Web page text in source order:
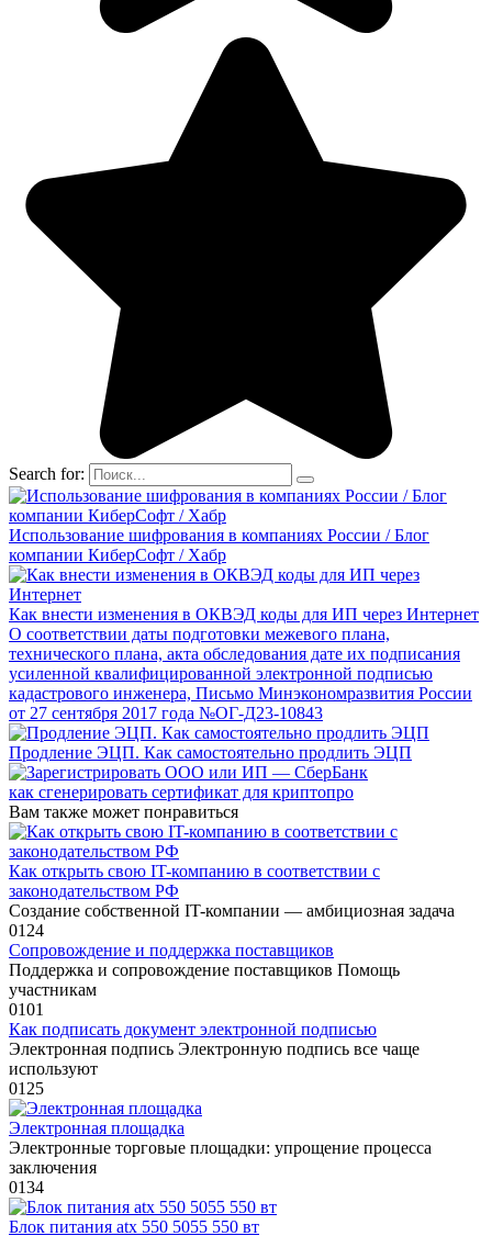
Search for:
Использование шифрования в компаниях России / Блог
компании КиберСофт / Хабр
Как внести изменения в ОКВЭД коды для ИП через Интернет
О соответствии даты подготовки межевого плана,
технического плана, акта обследования дате их подписания
усиленной квалифицированной электронной подписью
кадастрового инженера, Письмо Минэкономразвития России
от 27 сентября 2017 года №ОГ-Д23-10843
Продление ЭЦП. Как самостоятельно продлить ЭЦП
как сгенерировать сертификат для криптопро
Вам также может понравиться
Как открыть свою IT-компанию в соответствии с
законодательством РФ
Создание собственной IT-компании — амбициозная задача
0124
Сопровождение и поддержка поставщиков
Поддержка и сопровождение поставщиков Помощь
участникам
0101
Как подписать документ электронной подписью
Электронная подпись Электронную подпись все чаще
используют
0125
Электронная площадка
Электронные торговые площадки: упрощение процесса
заключения
0134
Блок питания atx 550 5055 550 вт